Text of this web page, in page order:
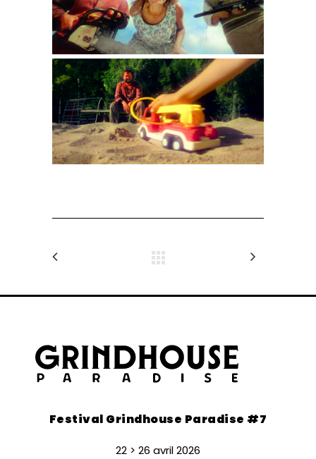
Festival Grindhouse Paradise #7
22 > 26 avril 2026